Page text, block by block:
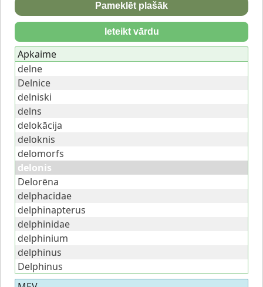
Pameklēt plašāk
Ieteikt vārdu
Apkaime
delne
Delnice
delniski
delns
delokācija
deloknis
delomorfs
delonis
Delorēna
delphacidae
delphinapterus
delphinidae
delphinium
delphinus
Delphinus